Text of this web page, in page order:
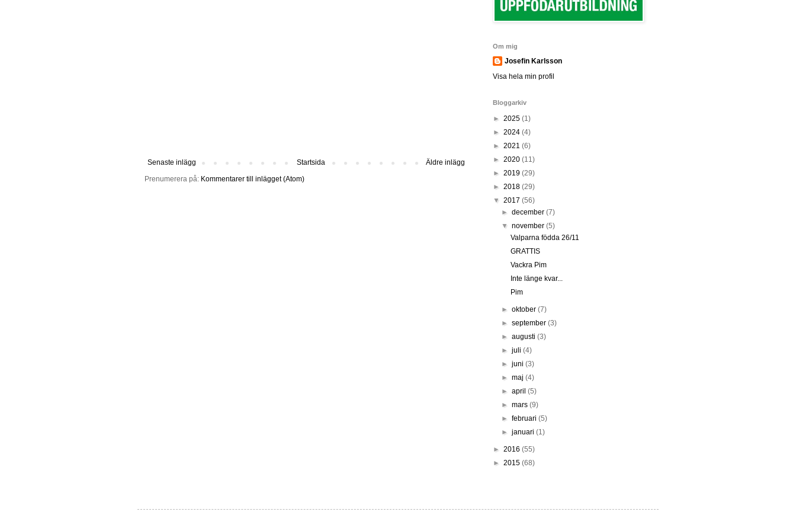
Senaste inlägg Äldre inlägg
Startsida
Prenumerera på: Kommentarer till inlägget (Atom)
Om mig
Josefin Karlsson
Visa hela min profil
Bloggarkiv
► 2025 (1)
► 2024 (4)
► 2021 (6)
► 2020 (11)
► 2019 (29)
► 2018 (29)
▼ 2017 (56)
►december(7)
▼november(5)
Valparna födda 26/11
GRATTIS
Vackra Pim
Inte länge kvar...
Pim
►oktober(7)
►september(3)
►augusti(3)
►juli(4)
►juni(3)
►maj(4)
►april(5)
►mars(9)
►februari(5)
►januari(1)
► 2016 (55)
► 2015 (68)